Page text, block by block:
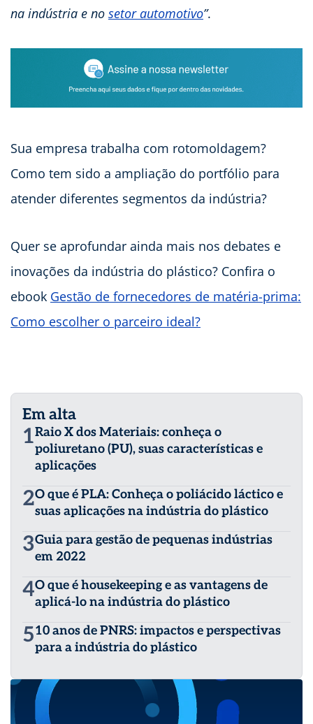
na indústria e no setor automotivo”.
Sua empresa trabalha com rotomoldagem?
Como tem sido a ampliação do portfólio para
atender diferentes segmentos da indústria?
Quer se aprofundar ainda mais nos debates e
inovações da indústria do plástico? Confira o
ebook Gestão de fornecedores de matéria-prima:
Como escolher o parceiro ideal?
Em alta
1Raio X dos Materiais: conheça o
poliuretano (PU), suas características e
aplicações
2O que é PLA: Conheça o poliácido láctico e
suas aplicações na indústria do plástico
3Guia para gestão de pequenas indústrias
em 2022
4O que é housekeeping e as vantagens de
aplicá-lo na indústria do plástico
510 anos de PNRS: impactos e perspectivas
para a indústria do plástico